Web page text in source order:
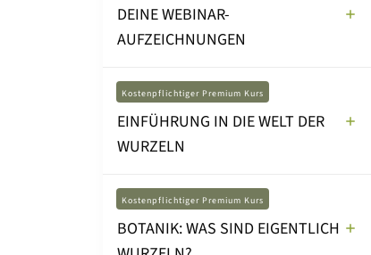
DEINE WEBINAR-
AUFZEICHNUNGEN
Kostenpflichtiger Premium Kurs
EINFÜHRUNG IN DIE WELT DER
WURZELN
Kostenpflichtiger Premium Kurs
BOTANIK: WAS SIND EIGENTLICH